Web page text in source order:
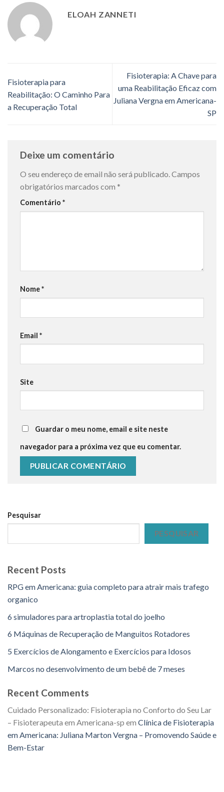
ELOAH ZANNETI
Fisioterapia para
Reabilitação: O Caminho Para
a Recuperação Total
Fisioterapia: A Chave para
uma Reabilitação Eficaz com
Juliana Vergna em Americana-
SP
Deixe um comentário
O seu endereço de email não será publicado.Campos
obrigatórios marcados com *
Comentário *
Nome*
Email *
Site
Guardar o meu nome, email e site neste
navegador para a próxima vez que eu comentar.
Pesquisar
PESQUISAR
Recent Posts
RPG em Americana: guia completo para atrair mais trafego
organico
6 simuladores para artroplastia total do joelho
6 Máquinas de Recuperação de Manguitos Rotadores
5 Exercícios de Alongamento e Exercícios para Idosos
Marcos no desenvolvimento de um bebê de 7 meses
Recent Comments
Cuidado Personalizado: Fisioterapia no Conforto do Seu Lar
– Fisioterapeuta em Americana-sp em Clínica de Fisioterapia
em Americana: Juliana Marton Vergna – Promovendo Saúde e
Bem-Estar